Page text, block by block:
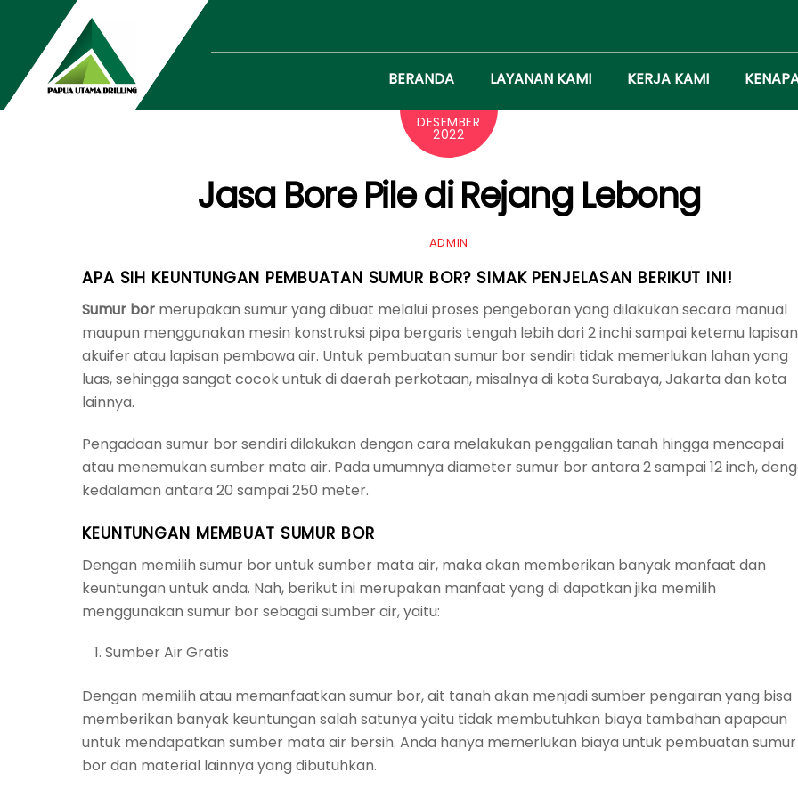
content
BERANDA
LAYANAN KAMI KERJA KAMI
14
DESEMBER
2022
Jasa Bore Pile di Rejang Lebong
ADMIN
APA SIH KEUNTUNGAN PEMBUATAN SUMUR BOR? SIMAK PENJELASAN BERIKUT INI!
Sumur bor merupakan sumur yang dibuat melalui proses pengeboran yang dilakukan secara manual
maupun menggunakan mesin konstruksi pipa bergaris tengah lebih dari 2 inchi sampai ketemu lapisan
akuifer atau lapisan pembawa air. Untuk pembuatan sumur bor sendiri tidak memerlukan lahan yang
luas, sehingga sangat cocok untuk di daerah perkotaan, misalnya di kota Surabaya, Jakarta dan kota
lainnya.
Pengadaan sumur bor sendiri dilakukan dengan cara melakukan penggalian tanah hingga mencapai
atau menemukan sumber mata air. Pada umumnya diameter sumur bor antara 2 sampai 12 inch,
kedalaman antara 20 sampai 250 meter.
KEUNTUNGAN MEMBUAT SUMUR BOR
Dengan memilih sumur bor untuk sumber mata air, maka akan memberikan banyak manfaat dan
keuntungan untuk anda. Nah, berikut ini merupakan manfaat yang di dapatkan jika memilih
menggunakan sumur bor sebagai sumber air, yaitu:
Sumber Air Gratis
Dengan memilih atau memanfaatkan sumur bor, ait tanah akan menjadi sumber pengairan yang bisa
memberikan banyak keuntungan salah satunya yaitu tidak membutuhkan biaya tambahan apapaun
untuk mendapatkan sumber mata air bersih. Anda hanya memerlukan biaya untuk pembuatan sumur
bor dan material lainnya yang dibutuhkan.